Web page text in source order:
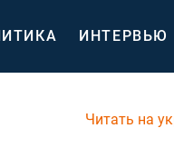
ИНТЕРВЬЮ
Читать на